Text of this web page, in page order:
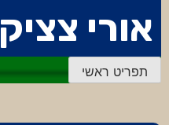
לתוכן
אורי צציק
תפריט ראשי